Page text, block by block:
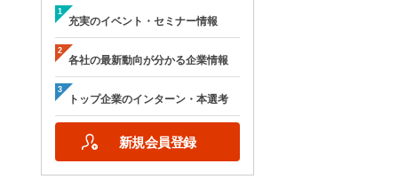
充実のイベント・セミナー情報
各社の最新動向が分かる企業情報
トップ企業のインターン・本選考
新規会員登録